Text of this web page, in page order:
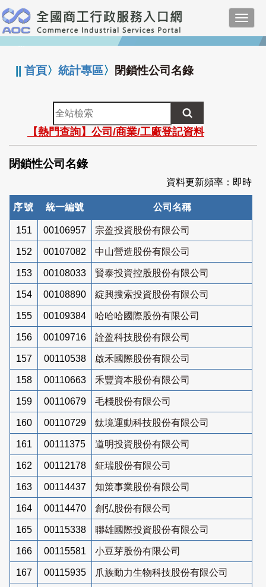
跳
到
主
要
:::
||首頁〉統計專區〉 閉鎖性公司名錄
全
站
檢
索
【熱門查詢】公司/商業/工廠登記資料
閉鎖性公司名錄
資料更新頻率：即時
序號 統一編號 公司名稱
151 00106957 宗盈投資股份有限公司
152 00107082 中山營造股份有限公司
153 00108033 賢泰投資控股股份有限公司
154 00108890 綻興搜索投資股份有限公司
155 00109384 哈哈哈國際股份有限公司
156 00109716 詮盈科技股份有限公司
157 00110538 啟禾國際股份有限公司
158 00110663 禾豐資本股份有限公司
159 00110679 毛棧股份有限公司
160 00110729 鈦境運動科技股份有限公司
161 00111375 道明投資股份有限公司
162 00112178 鉦瑞股份有限公司
163 00114437 知策事業股份有限公司
164 00114470 創弘股份有限公司
165 00115338 聯雄國際投資股份有限公司
166 00115581 小豆芽股份有限公司
167 00115935 爪族動力生物科技股份有限公司